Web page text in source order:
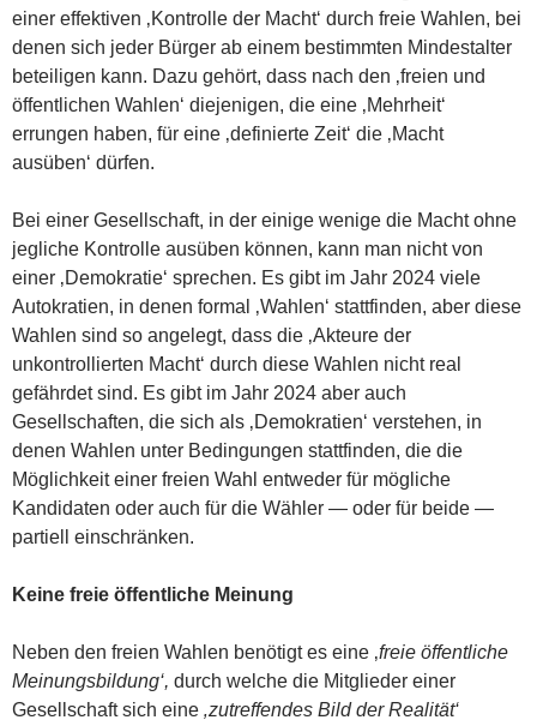
einer effektiven ‚Kontrolle der Macht‘ durch freie Wahlen, bei
denen sich jeder Bürger ab einem bestimmten Mindestalter
beteiligen kann. Dazu gehört, dass nach den ‚freien und
öffentlichen Wahlen‘ diejenigen, die eine ‚Mehrheit‘
errungen haben, für eine ‚definierte Zeit‘ die ‚Macht
ausüben‘ dürfen.
Bei einer Gesellschaft, in der einige wenige die Macht ohne
jegliche Kontrolle ausüben können, kann man nicht von
einer ‚Demokratie‘ sprechen. Es gibt im Jahr 2024 viele
Autokratien, in denen formal ‚Wahlen‘ stattfinden, aber diese
Wahlen sind so angelegt, dass die ‚Akteure der
unkontrollierten Macht‘ durch diese Wahlen nicht real
gefährdet sind. Es gibt im Jahr 2024 aber auch
Gesellschaften, die sich als ‚Demokratien‘ verstehen, in
denen Wahlen unter Bedingungen stattfinden, die die
Möglichkeit einer freien Wahl entweder für mögliche
Kandidaten oder auch für die Wähler — oder für beide —
partiell einschränken.
Keine freie öffentliche Meinung
Neben den freien Wahlen benötigt es eine ‚freie öffentliche
Meinungsbildung‘, durch welche die Mitglieder einer
Gesellschaft sich eine ‚zutreffendes Bild der Realität‘